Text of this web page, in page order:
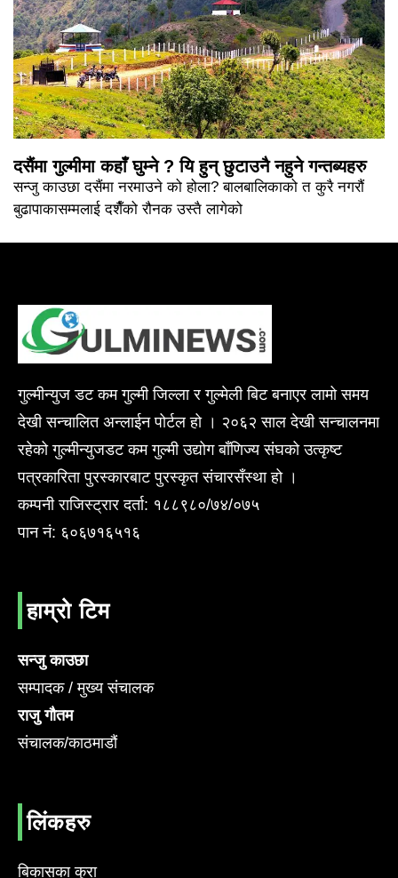
दसैंमा गुल्मीमा कहाँ घुम्ने ? यि हुन् छुटाउनै नहुने गन्तब्यहरु
सन्जु काउछा दसैंमा नरमाउने को होला? बालबालिकाको त कुरै नगरौं
बुढापाकासम्मलाई दशैँको रौनक उस्तै लागेको
गुल्मीन्युज डट कम गुल्मी जिल्ला र गुल्मेली बिट बनाएर लामो समय
देखी सन्चालित अन्लाईन पोर्टल हो । २०६२ साल देखी सन्चालनमा
रहेको गुल्मीन्युजडट कम गुल्मी उद्योग बाँणिज्य संघको उत्कृष्ट
पत्रकारिता पुरस्कारबाट पुरस्कृत संचारसँस्था हो ।
कम्पनी राजिस्ट्रार दर्ता: १८८९८०/७४/०७५
पान नं: ६०६७१६५१६
हाम्रो टिम
सन्जु काउछा
सम्पादक / मुख्य संचालक
राजु गौतम
संचालक/काठमाडौं
लिंकहरु
बिकासका कुरा